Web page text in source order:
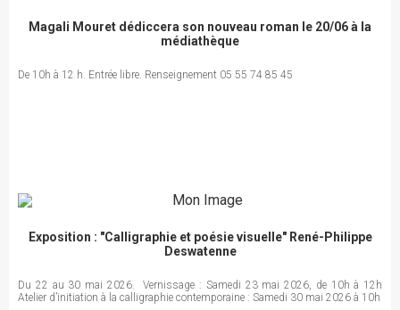
Magali Mouret dédiccera son nouveau roman le 20/06 à la
médiathèque
De 10h à 12 h. Entrée libre. Renseignement 05 55 74 85 45
Exposition : "Calligraphie et poésie visuelle" René-Philippe
Deswatenne
Du 22 au 30 mai 2026. Vernissage : Samedi 23 mai 2026, de 10h à 12h
Atelier d’initiation à la calligraphie contemporaine : Samedi 30 mai 2026 à 10h